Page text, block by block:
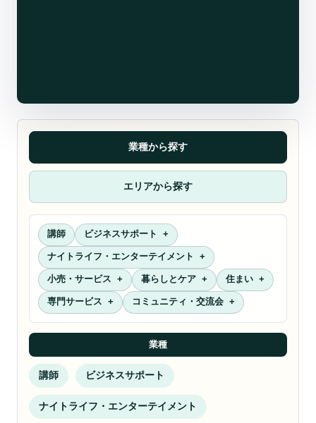
業種から探す
エリアから探す
講師 ビジネスサポート
ナイトライフ・エンターテイメント
小売・サービス 暮らしとケア 住まい
専門サービス コミュニティ・交流会
業種
講師 ビジネスサポート
ナイトライフ・エンターテイメント